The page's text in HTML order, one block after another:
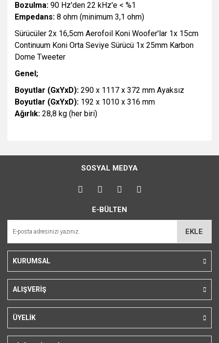
Bozulma: 90 Hz'den 22 kHz'e < %1
Empedans: 8 ohm (minimum 3,1 ohm)
Sürücüler 2x 16,5cm Aerofoil Koni Woofer'lar 1x 15cm
Continuum Koni Orta Seviye Sürücü 1x 25mm Karbon
Dome Tweeter
Genel;
Boyutlar (GxYxD): 290 x 1117 x 372 mm Ayaksız
Boyutlar (GxYxD): 192 x 1010 x 316 mm
Ağırlık: 28,8 kg (her biri)
konularda yetersiz gördüğünüz noktaları öneri formunu
kullanarak tarafımıza iletebilirsiniz.
Görüş ve önerileriniz için teşekkür ederiz.
Ürün açıklamasında eksik bilgiler bulunuyor.
Bu ürüne benzer farklı alternatifler olmalı.
SOSYAL MEDYA
E-BÜLTEN
EKLE
KURUMSAL
ALIŞVERİŞ
ÜYELİK